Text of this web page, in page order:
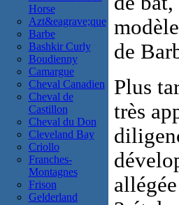
Horse
Azt&eagrave;que
Barbe
Bashkir Curly
Boudienny
Camargue
Cheval Canadien
Cheval de
Castillon
Cheval du Don
Cleveland Bay
Criollo
Franches-
Montagnes
Frison
Gelderland
de
Plus
très